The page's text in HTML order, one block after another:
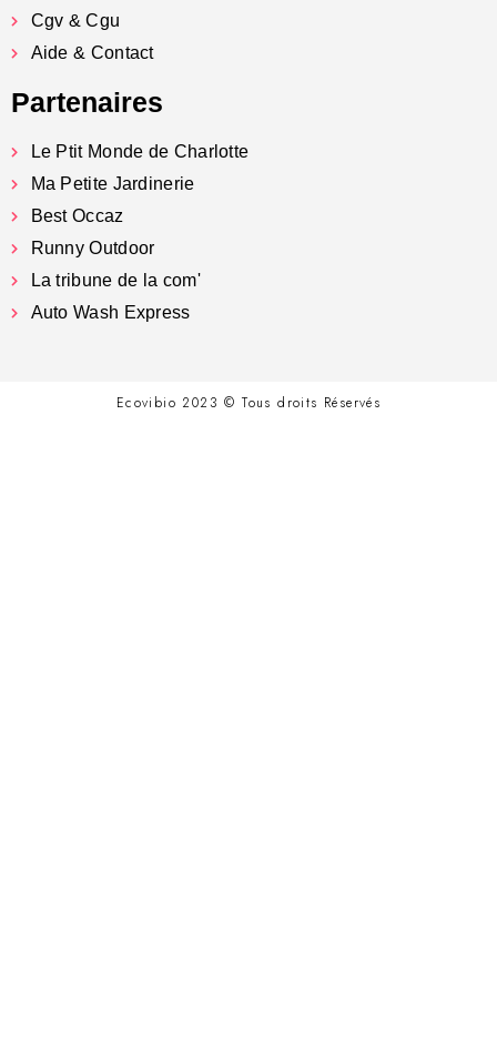
Cgv & Cgu
Aide & Contact
Partenaires
Le Ptit Monde de Charlotte
Ma Petite Jardinerie
Best Occaz
Runny Outdoor
La tribune de la com'
Auto Wash Express
Ecovibio 2023 © Tous droits Réservés